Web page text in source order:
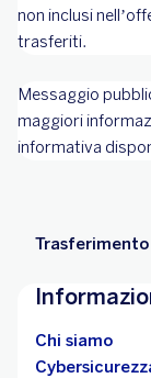
non inclusi
trasferiti.
Messaggio
maggiori
informativa
Chi siamo